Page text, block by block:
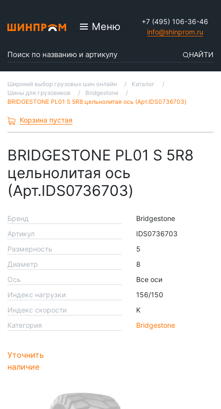
Меню
+7 (495) 106-36-46
info@shinprom.ru
НАЙТИ
Широкий выбор грузовых шин онлайн
Каталог
Шины для грузовиков
Bridgestone
BRIDGESTONE PL01 S 5R8 цельнолитая ось (Арт.IDS0736703)
Корзина пустая
BRIDGESTONE PL01 S 5R8
цельнолитая ось
(Арт.IDS0736703)
Бренд
Bridgestone
Артикул
IDS0736703
Размерность
5
Диаметр
8
Ось
Все оси
Индекс нагрузки
156/150
Индекс скорости
K
Категория
Bridgestone
Уточнить
наличие